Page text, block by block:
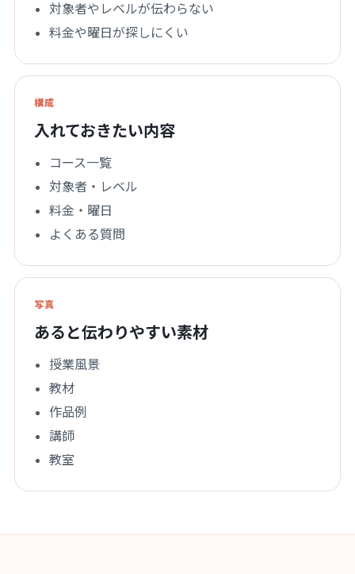
対象者やレベルが伝わらない
料金や曜日が探しにくい
構成
入れておきたい内容
コース一覧
対象者・レベル
料金・曜日
よくある質問
写真
あると伝わりやすい素材
授業風景
教材
作品例
講師
教室